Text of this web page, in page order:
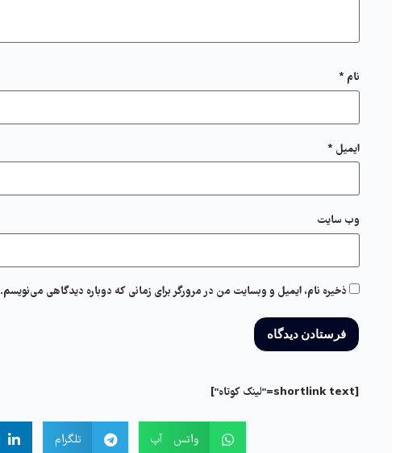
نام *
ایمیل *
وب‌ سایت
ذخیره نام، ایمیل و وبسایت من در مرورگر برای زمانی که دوباره دیدگاهی می‌نویسم.
[shortlink text="لینک کوتاه"]
واتس آپ تلگرام